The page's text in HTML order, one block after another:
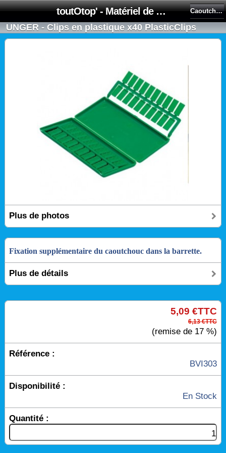
toutOtop' - Matériel de nettoyage, produit d'entretien, lubrifiant pour professionnel et particulier Caoutchoucs - Clips
UNGER - Clips en plastique x40 PlasticClips
Plus de photos
Fixation supplémentaire du caoutchouc dans la barrette.
Plus de détails
5,09 €TTC
6,13 €TTC
(remise de 17 %)
Référence :
BVI303
Disponibilité :
En Stock
Quantité :